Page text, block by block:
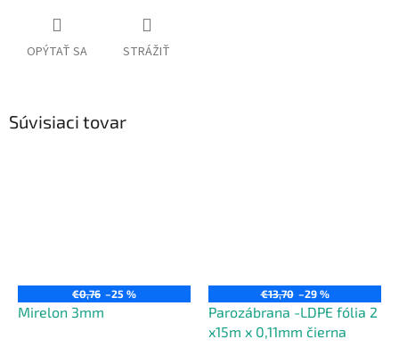
OPÝTAŤ SA STRÁŽIŤ
Súvisiaci tovar
€0,76 –25 %
Mirelon 3mm
€13,70 –29 %
Parozábrana -LDPE fólia 2
x15m x 0,11mm čierna